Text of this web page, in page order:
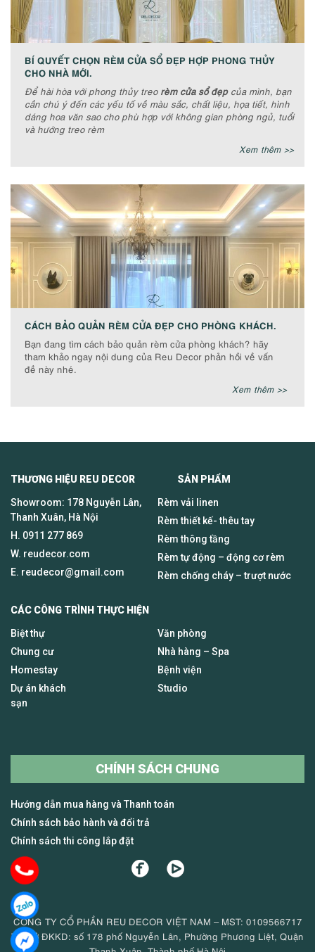
BÍ QUYẾT CHỌN RÈM CỬA SỔ ĐẸP HỢP PHONG THỦY
CHO NHÀ MỚI.
Để hài hòa với phong thủy treo rèm cửa sổ đẹpcủa mình, bạn
cần chú ý đến các yếu tố về màu sắc, chất liệu, họa tiết, hình
dáng hoa văn sao cho phù hợp với không gian phòng ngủ, tuổi
và hướng treo rèm
Xem thêm >>
CÁCH BẢO QUẢN RÈM CỬA ĐẸP CHO PHÒNG KHÁCH.
Bạn đang tìm cách bảo quản rèm cửa phòng khách? hãy
tham khảo ngay nội dung của Reu Decor phản hồi về vấn
đề này nhé.
Xem thêm >>
THƯƠNG HIỆU REU DECOR SẢN PHẨM
Showroom: 178 Nguyễn Lân,
Thanh Xuân, Hà Nội
H. 0911 277 869
W. reudecor.com
E. reudecor@gmail.com
Rèm vải linen
Rèm thiết kế- thêu tay
Rèm thông tầng
Rèm tự động – động cơ rèm
Rèm chống cháy – trượt nước
CÁC CÔNG TRÌNH THỰC HIỆN
Biệt thự
Chung cư
Homestay
Dự án khách
sạn
Văn phòng
Nhà hàng – Spa
Bệnh viện
Studio
CHÍNH SÁCH CHUNG
Hướng dẫn mua hàng và Thanh toán
Chính sách bảo hành và đổi trả
Chính sách thi công lắp đặt
CÔNG TY CỔ PHẦN REU DECOR VIỆT NAM – MST: 0109566717
Trụ sở ĐKKD: số 178 phố Nguyễn Lân, Phường Phương Liệt, Quận